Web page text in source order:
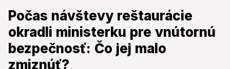
Počas návštevy reštaurácie
okradli ministerku pre vnútornú
bezpečnosť: Čo jej malo
zmiznúť?
Počas návštevy reštaurácie
okradli ministerku pre vnútornú
bezpečnosť: Čo jej malo zmiznúť?
Záležitosť ešte nie je uzatvorená.